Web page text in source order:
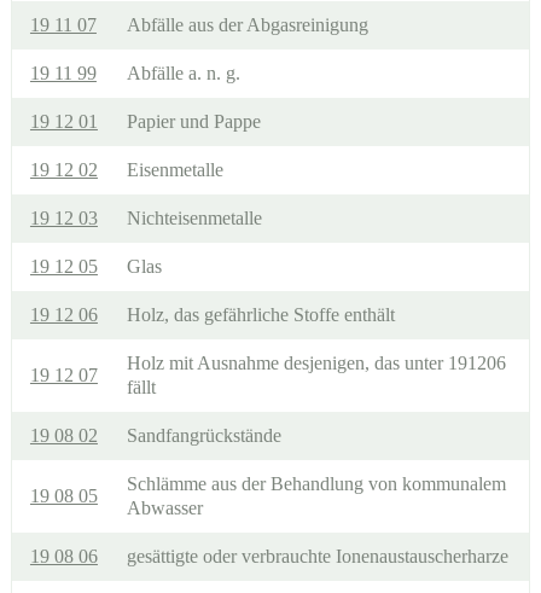
19 11 07 Abfälle aus der Abgasreinigung
19 11 99 Abfälle a. n. g.
19 12 01 Papier und Pappe
19 12 02 Eisenmetalle
19 12 03 Nichteisenmetalle
19 12 05 Glas
19 12 06 Holz, das gefährliche Stoffe enthält
19 12 07
Holz mit Ausnahme desjenigen, das unter 191206
fällt
19 08 02 Sandfangrückstände
19 08 05
Schlämme aus der Behandlung von kommunalem
Abwasser
19 08 06 gesättigte oder verbrauchte Ionenaustauscherharze